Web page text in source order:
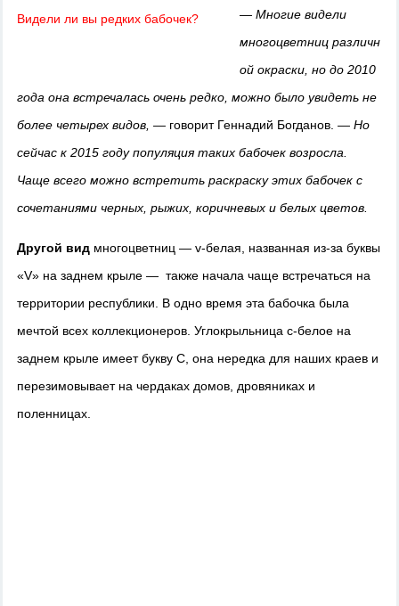
Видели ли вы редких бабочек?
— Многие видели
многоцветниц различн
ой окраски, но до 2010
года она встречалась очень редко, можно было увидеть не
более четырех видов, — говорит Геннадий Богданов. — Но
сейчас к 2015 году популяция таких бабочек возросла.
Чаще всего можно встретить раскраску этих бабочек с
сочетаниями черных, рыжих, коричневых и белых цветов.
Другой вид многоцветниц — v-белая, названная из-за буквы
«V» на заднем крыле — также начала чаще встречаться на
территории республики. В одно время эта бабочка была
мечтой всех коллекционеров. Углокрыльница с-белое на
заднем крыле имеет букву С, она нередка для наших краев и
перезимовывает на чердаках домов, дровяниках и
поленницах.